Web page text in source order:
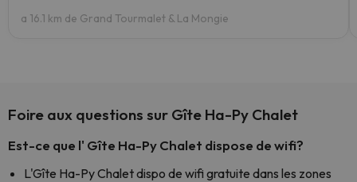
a 16.1 km de Grand Tourmalet & La Mongie
Foire aux questions sur Gîte Ha-Py Chalet
Est-ce que l' Gîte Ha-Py Chalet dispose de wifi?
L'Gîte Ha-Py Chalet dispo de wifi gratuite dans les zones